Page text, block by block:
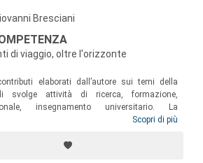
Bresciani
di viaggio, oltre l'orizzonte
elaborati dall’autore sui temi della
svolge attività di ricerca, formazione,
insegnamento universitario. La
e sulle sue
che si sono succeduti nel tempo nel
e al rigoroso intento di verificarne la
Scopri di più